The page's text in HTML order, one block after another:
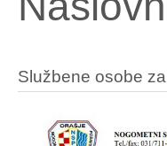
Službene osobe